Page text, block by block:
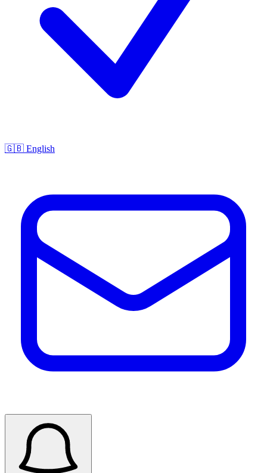
🇬🇧 English